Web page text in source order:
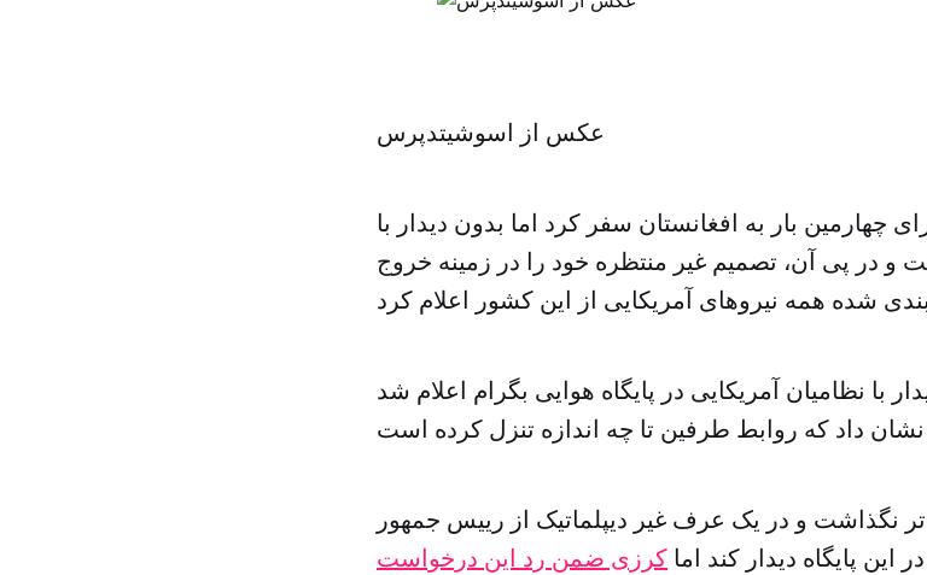
عکس از اسوشیتدپرس
امسال برای چهارمین بار به افغانستان سفر کرد اما بدون دیدار با
و در پی آن، تصمیم غیر منتظره خود را در زمینه خروج
با نظامیان آمریکایی در پایگاه هوایی بگرام اعلام شد
نگذاشت و در یک عرف غیر دیپلماتیک از رییس جمهور
پایگاه دیدار کند اما کرزی ضمن رد این درخواست